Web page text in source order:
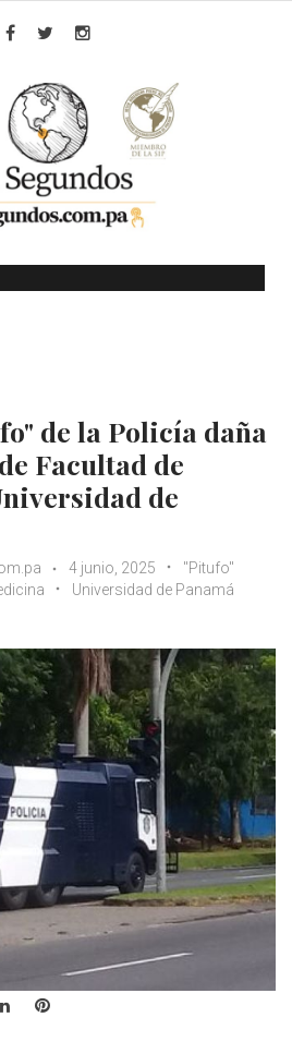
de la Policía daña
Facultad de
de
4 junio, 2025
"Pitufo"
Universidad de Panamá
LinkedInPinterest